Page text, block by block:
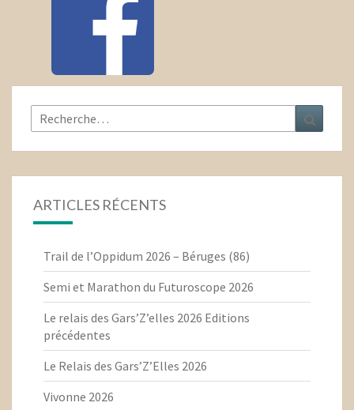
Rechercher :
ARTICLES RÉCENTS
Trail de l’Oppidum 2026 – Béruges (86)
Semi et Marathon du Futuroscope 2026
Le relais des Gars’Z’elles 2026 Editions
précédentes
Le Relais des Gars’Z’Elles 2026
Vivonne 2026